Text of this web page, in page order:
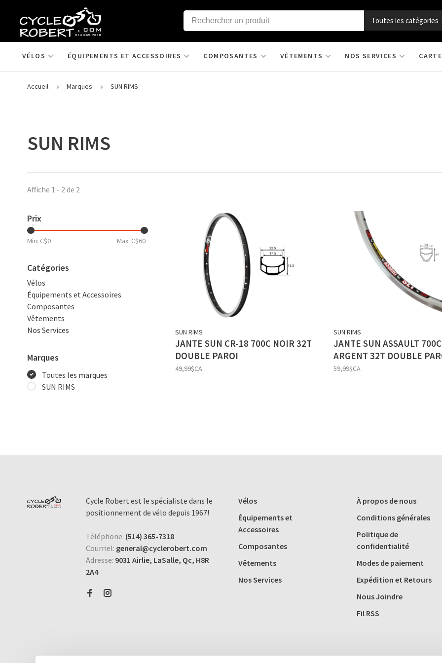
Toutes les catégories
VÉLOS ÉQUIPEMENTS ET ACCESSOIRES COMPOSANTES VÊTEMENTS NOS SERVICES
Accueil Marques SUN RIMS
SUN RIMS
Affiche 1 - 2 de 2
Prix
Min: C$0 Max: C$60
Catégories
Vélos
Équipements et Accessoires
Composantes
Vêtements
Nos Services
Marques
Toutes les marques
SUN RIMS
SUN RIMS
JANTE SUN CR-18 700C NOIR 32T
DOUBLE PAROI
49,99$CA
SUN RIMS
JANTE SUN ASSAULT 700C
ARGENT 32T DOUBLE
59,99$CA
Cycle Robert est le spécialiste dans le
positionnement de vélo depuis 1967!
Téléphone: (514) 365-7318
Courriel: general@cyclerobert.com
Adresse: 9031 Airlie, LaSalle, Qc, H8R
2A4
Vélos
Équipements et
Accessoires
Composantes
Vêtements
Nos Services
À propos de nous
Conditions générales
Politique de
confidentialité
Modes de paiement
Expédition et Retours
Nous Joindre
Fil RSS